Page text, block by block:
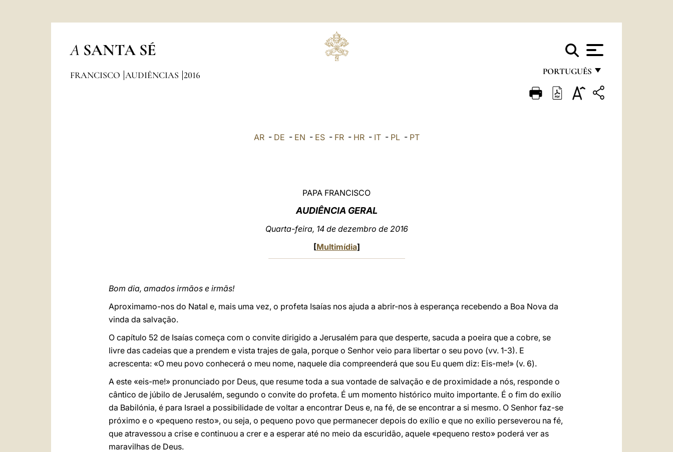
A SANTA SÉ
PORTUGUÊS
FRANÇAIS
FRANCISCO AUDIÊNCIAS 2016
AR- DE - EN - ES- FR- HR- IT- PL- PT
PAPA FRANCISCO
AUDIÊNCIA GERAL
Quarta-feira, 14 de dezembro de 2016
[Multimídia]
Bom dia, amados irmãos e irmãs!
Aproximamo-nos do Natal e, mais uma vez, o profeta Isaías nos ajuda a abrir-nos à esperança recebendo a Boa Nova da
vinda da salvação.
O capítulo 52 de Isaías começa com o convite dirigido a Jerusalém para que desperte, sacuda a poeira que a cobre, se
livre das cadeias que a prendem e vista trajes de gala, porque o Senhor veio para libertar o seu povo (vv. 1-3). E
acrescenta: «O meu povo conhecerá o meu nome, naquele dia compreenderá que sou Eu quem diz: Eis-me!» (v. 6).
A este «eis-me!» pronunciado por Deus, que resume toda a sua vontade de salvação e de proximidade a nós, responde o
cântico de júbilo de Jerusalém, segundo o convite do profeta. É um momento histórico muito importante. É o fim do exílio
da Babilónia, é para Israel a possibilidade de voltar a encontrar Deus e, na fé, de se encontrar a si mesmo. O Senhor faz-se
próximo e o «pequeno resto», ou seja, o pequeno povo que permanecer depois do exílio e que no exílio perseverou na fé,
que atravessou a crise e continuou a crer e a esperar até no meio da escuridão, aquele «pequeno resto» poderá ver as
maravilhas de Deus.